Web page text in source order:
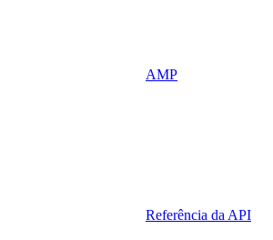
AMP
Referência da API